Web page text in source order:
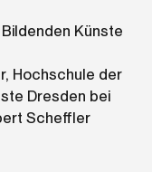
Künste
Hochschule der
Dresden bei
Scheffler